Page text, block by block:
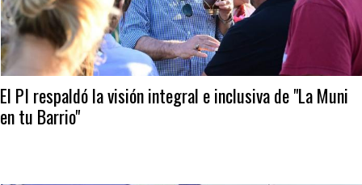
El PI respaldó la visión integral e inclusiva de "La Muni
en tu Barrio"